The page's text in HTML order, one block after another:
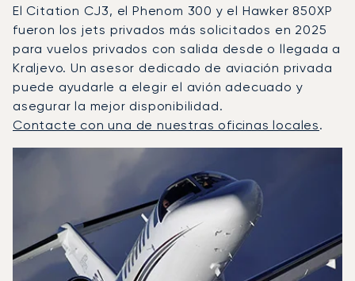
El Citation CJ3, el Phenom 300 y el Hawker 850XP
fueron los jets privados más solicitados en 2025
para vuelos privados con salida desde o llegada a
Kraljevo. Un asesor dedicado de aviación privada
puede ayudarle a elegir el avión adecuado y
asegurar la mejor disponibilidad.
Contacte con una de nuestras oficinas locales.
Modelo de aeronave
Velocidad (nudos)